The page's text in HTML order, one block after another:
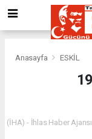
Anasayfa ESKİL
(İHA) - İhlas Haber